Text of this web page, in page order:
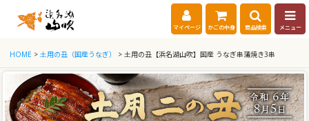
マイページ かごの中身 商品検索 メニュー
HOME > 土用の丑（国産うなぎ） > 土用の丑【浜名湖山吹】国産 うなぎ串蒲焼き3串